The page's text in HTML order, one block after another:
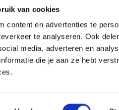
van cookies
content en advertenties te
te analyseren. Ook
media, adverteren en
die je aan ze hebt
VRAGEN